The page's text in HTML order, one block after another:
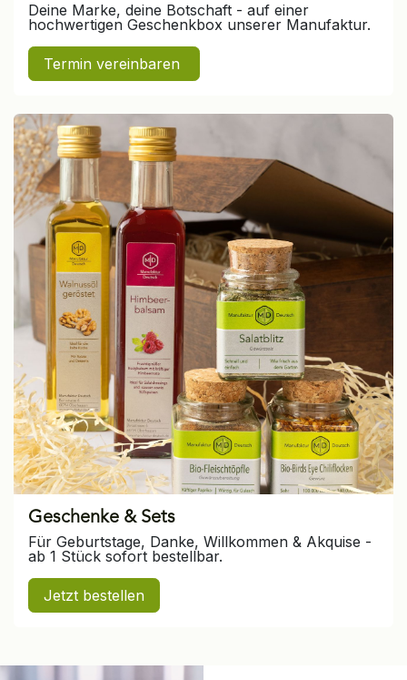
Deine Marke, deine Botschaft - auf einer
hochwertigen Geschenkbox unserer Manufaktur.
Termin vereinbaren
Geschenke & Sets
Für Geburtstage, Danke, Willkommen & Akquise -
ab 1 Stück sofort bestellbar.
Jetzt bestellen